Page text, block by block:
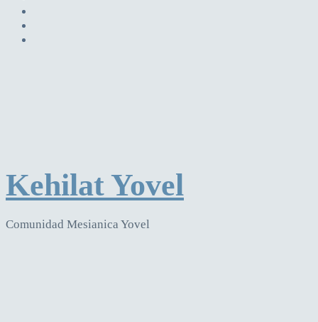
Kehilat Yovel
Comunidad Mesianica Yovel